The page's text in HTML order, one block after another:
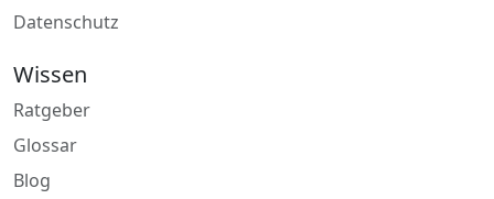
Datenschutz
Wissen
Ratgeber
Glossar
Blog